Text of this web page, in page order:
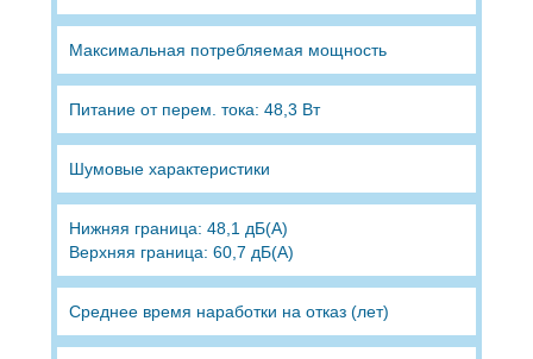
Максимальная потребляемая мощность
Питание от перем. тока: 48,3 Вт
Шумовые характеристики
Нижняя граница: 48,1 дБ(А)
Верхняя граница: 60,7 дБ(А)
Среднее время наработки на отказ (лет)